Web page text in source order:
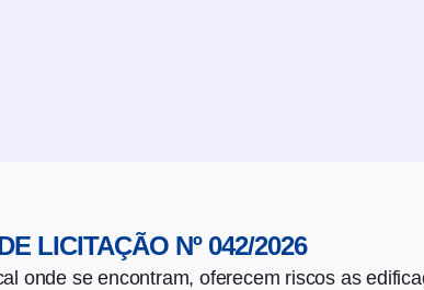
LICITAÇÃO Nº 042/2026
onde se encontram, oferecem riscos as